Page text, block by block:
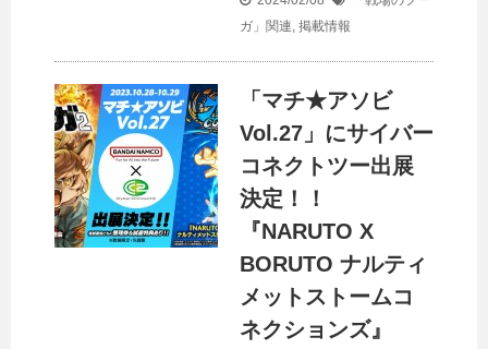
ガ」関連, 掲載情報
「マチ★アソビ
Vol.27」にサイバー
コネクトツー出展
決定！！
『NARUTO X
BORUTO ナルティ
メットストームコ
ネクションズ』